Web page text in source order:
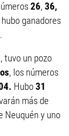
26, 36,
ganadores
, tuvo un pozo
, los números
Hubo31
más de
Neuquén y uno